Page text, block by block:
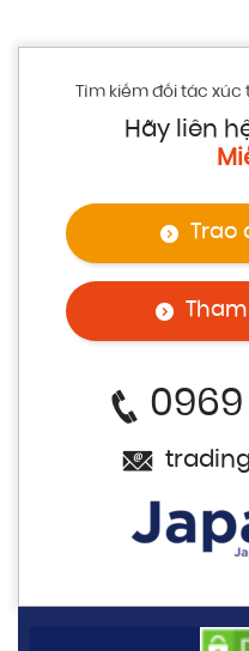
Tìm kiếm đối tác
Hãy liên
Trao